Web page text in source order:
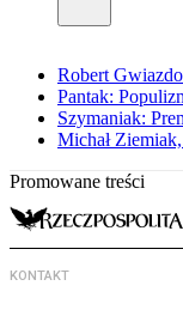
Robert
Pantak:
Szymaniak:
Michał
Promowane treści
KONTAKT